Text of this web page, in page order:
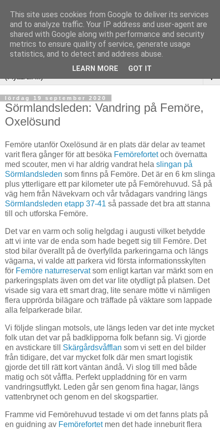
▼
lördag 19 september 2020
Sörmlandsleden: Vandring på Femöre,
Oxelösund
Femöre utanför Oxelösund är en plats där delar av teamet
varit flera gånger för att besöka Femörefortetoch övernatta
med scouter, men vi har aldrig vandrat hela slingan på
Sörmlandsleden som finns på Femöre. Det är en 6 km slinga
plus ytterligare ett par kilometer ute på Femörehuvud. Så på
väg hem från Nävekvarn och vår tvådagars vandring längs
Sörmlandsleden etapp 37-41 så passade det bra att stanna
till och utforska Femöre.
Det var en varm och solig helgdag i augusti vilket betydde
att vi inte var de enda som hade begett sig till Femöre. Det
stod bilar överallt på de överfyllda parkeringarna och längs
vägarna, vi valde att parkera vid första informationsskylten
för Femöre naturreservatsom enligt kartan var märkt som en
parkeringsplats även om det var lite otydligt på platsen. Det
visade sig vara ett smart drag, lite senare mötte vi nämligen
flera upprörda bilägare och träffade på väktare som lappade
alla felparkerade bilar.
Vi följde slingan motsols, ute längs leden var det inte mycket
folk utan det var på badklipporna folk befann sig. Vi gjorde
en avstickare till Skärgårdsvåfflan som vi sett en del bilder
från tidigare, det var mycket folk där men smart logistik
gjorde det till rätt kort väntan ändå. Vi slog till med både
matig och söt våffla. Perfekt uppladdning för en varm
vandringsutflykt. Leden går sen genom fina hagar, längs
vattenbrynet och genom en del skogspartier.
Framme vid Femörehuvud testade vi om det fanns plats på
en guidning av Femörefortetmen det hade inneburit flera
This site uses cookies from Google to deliver its services
and to analyze traffic. Your IP address and user-agent are
shared with Google along with performance and security
metrics to ensure quality of service, generate usage
statistics, and to detect and address abuse.
LEARN MORE GOT IT